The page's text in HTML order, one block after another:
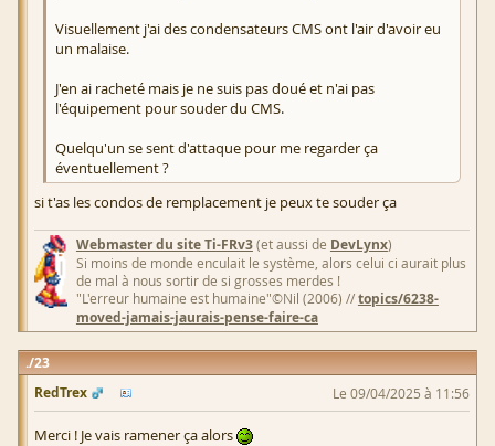
Visuellement j'ai des condensateurs CMS ont l'air d'avoir eu
un malaise.
J'en ai racheté mais je ne suis pas doué et n'ai pas
l'équipement pour souder du CMS.
Quelqu'un se sent d'attaque pour me regarder ça
éventuellement ?
si t'as les condos de remplacement je peux te souder ça
Webmaster du site Ti-FRv3(et aussi de DevLynx)
Si moins de monde enculait le système, alors celui ci aurait plus
de mal à nous sortir de si grosses merdes !
"L'erreur humaine est humaine"©Nil (2006) //topics/6238-
moved-jamais-jaurais-pense-faire-ca
23
RedTrex
Le 09/04/2025 à 11:56
Merci ! Je vais ramener ça alors